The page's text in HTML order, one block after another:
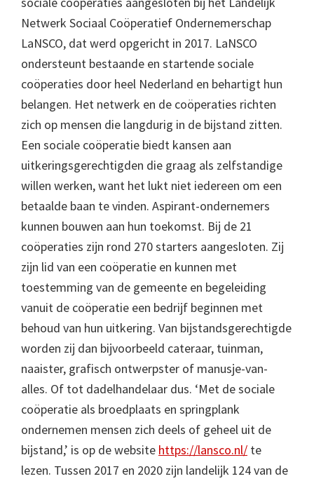
Netwerk Sociaal Coöperatief Ondernemerschap
LaNSCO, dat werd opgericht in 2017. LaNSCO
ondersteunt bestaande en startende sociale
coöperaties door heel Nederland en behartigt hun
belangen. Het netwerk en de coöperaties richten
zich op mensen die langdurig in de bijstand zitten.
Een sociale coöperatie biedt kansen aan
uitkeringsgerechtigden die graag als zelfstandige
willen werken, want het lukt niet iedereen om een
betaalde baan te vinden. Aspirant-ondernemers
kunnen bouwen aan hun toekomst. Bij de 21
coöperaties zijn rond 270 starters aangesloten. Zij
zijn lid van een coöperatie en kunnen met
toestemming van de gemeente en begeleiding
vanuit de coöperatie een bedrijf beginnen met
behoud van hun uitkering. Van bijstandsgerechtigde
worden zij dan bijvoorbeeld cateraar, tuinman,
naaister, grafisch ontwerpster of manusje-van-
alles. Of tot dadelhandelaar dus. ‘Met de sociale
coöperatie als broedplaats en springplank
ondernemen mensen zich deels of geheel uit de
bijstand,’ is op de website https://lansco.nl/ te
lezen. Tussen 2017 en 2020 zijn landelijk 124 van de